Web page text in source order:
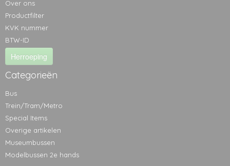
Over ons
Productfilter
KVK nummer
BTW-ID
Herroeping
Categorieën
Bus
Trein/Tram/Metro
Special Items
Overige artikelen
Museumbussen
Modelbussen 2e hands